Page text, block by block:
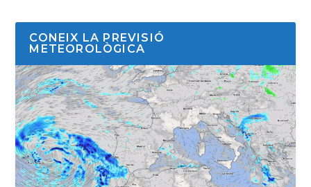
CONEIX LA PREVISIÓ
METEOROLÒGICA